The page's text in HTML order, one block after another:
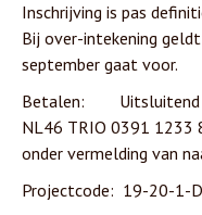
Inschrijving is pas
Bij over-intekening
september gaat voor.
Betalen: Uitsluitend
NL46 TRIO 0391 1233
onder vermelding van
Projectcode: 19-20-1-